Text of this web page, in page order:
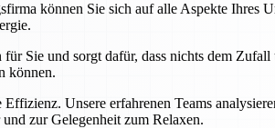
können Sie sich auf alle Aspekte Ihres
Sie und sorgt dafür, dass nichts dem
können.
Unsere erfahrenen Teams
zur Gelegenheit zum Relaxen.